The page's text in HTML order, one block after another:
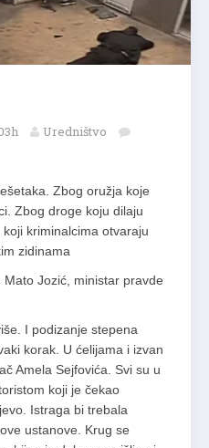
Uredništvo
Zbog oružja koje
Zbog droge koju dilaju
kriminalcima otvaraju
zidinama
Jozić, ministar pravde
I podizanje stepena
korak. U ćelijama i izvan
Amela Sejfovića. Svi su u
koji je čekao
Istraga bi trebala
ustanove. Krug se